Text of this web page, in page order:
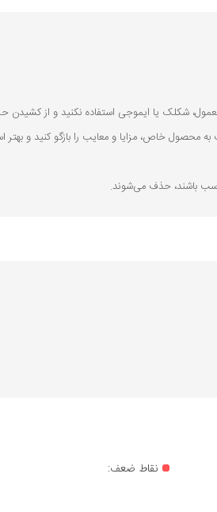
خاص، مزایا و معایب را بازگو کنید و
باشند، حذف می‌شوند.
نقاط ضعف: